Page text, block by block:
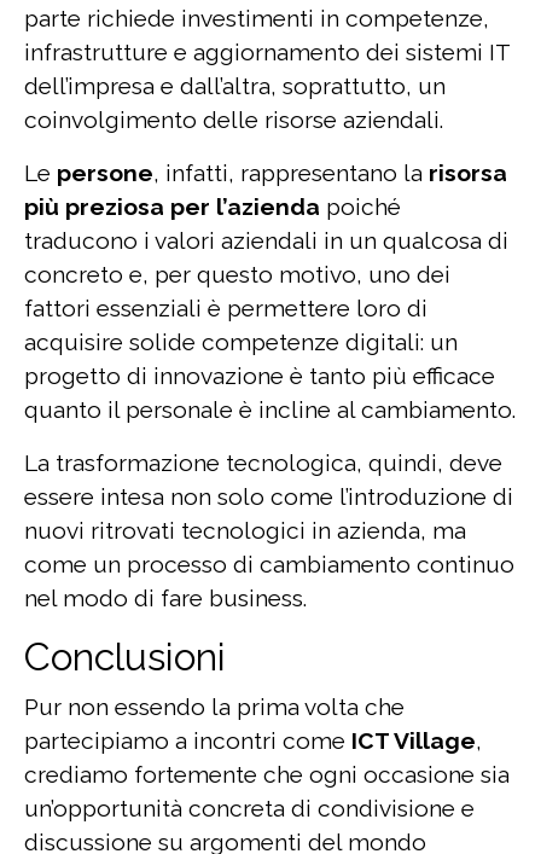
parte richiede investimenti in competenze,
infrastrutture e aggiornamento dei sistemi IT
dell’impresa e dall’altra, soprattutto, un
coinvolgimento delle risorse aziendali.
Le persone, infatti, rappresentano la risorsa
più preziosa per l’azienda poiché
traducono i valori aziendali in un qualcosa di
concreto e, per questo motivo, uno dei
fattori essenziali è permettere loro di
acquisire solide competenze digitali: un
progetto di innovazione è tanto più efficace
quanto il personale è incline al cambiamento.
La trasformazione tecnologica, quindi, deve
essere intesa non solo come l’introduzione di
nuovi ritrovati tecnologici in azienda, ma
come un processo di cambiamento continuo
nel modo di fare business.
Conclusioni
Pur non essendo la prima volta che
partecipiamo a incontri come ICT Village,
crediamo fortemente che ogni occasione sia
un’opportunità concreta di condivisione e
discussione su argomenti del mondo